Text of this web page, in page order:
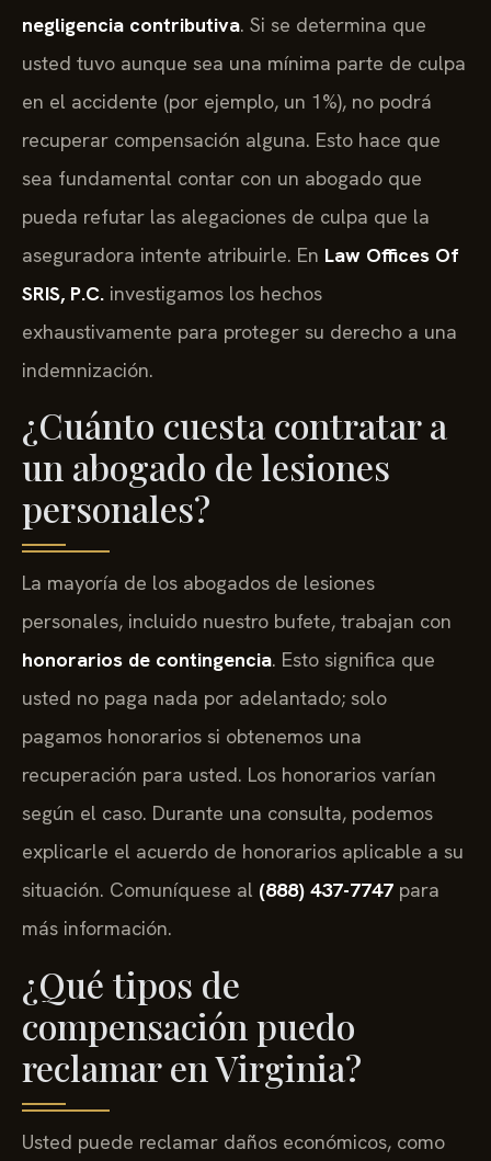
negligencia contributiva. Si se determina que
usted tuvo aunque sea una mínima parte de culpa
en el accidente (por ejemplo, un 1%), no podrá
recuperar compensación alguna. Esto hace que
sea fundamental contar con un abogado que
pueda refutar las alegaciones de culpa que la
aseguradora intente atribuirle. En Law Offices Of
SRIS, P.C. investigamos los hechos
exhaustivamente para proteger su derecho a una
indemnización.
¿Cuánto cuesta contratar a
un abogado de lesiones
personales?
La mayoría de los abogados de lesiones
personales, incluido nuestro bufete, trabajan con
honorarios de contingencia. Esto significa que
usted no paga nada por adelantado; solo
pagamos honorarios si obtenemos una
recuperación para usted. Los honorarios varían
según el caso. Durante una consulta, podemos
explicarle el acuerdo de honorarios aplicable a su
situación. Comuníquese al (888) 437-7747 para
más información.
¿Qué tipos de
compensación puedo
reclamar en Virginia?
Usted puede reclamar daños económicos, como